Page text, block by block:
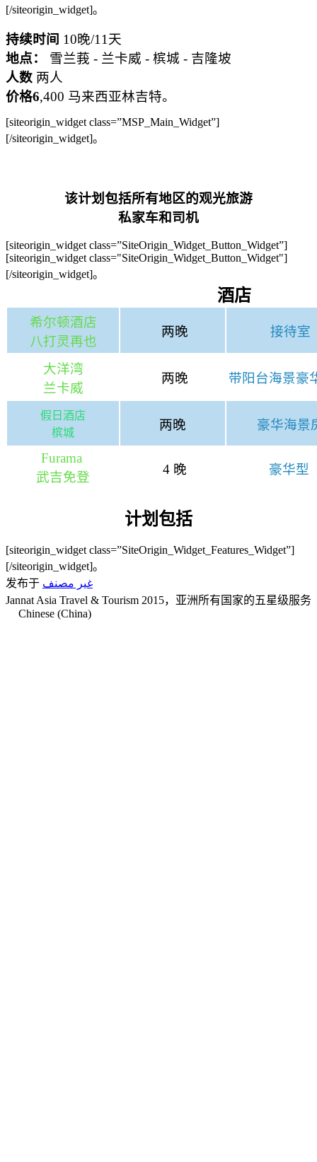
[/siteorigin_widget]。
持续时间 10晚/11天
地点： 雪兰莪 - 兰卡威 - 槟城 - 吉隆坡
人数 两人
价格6,400 马来西亚林吉特。
[siteorigin_widget class=”MSP_Main_Widget”]
[/siteorigin_widget]。
该计划包括所有地区的观光旅游
私家车和司机
[siteorigin_widget class=”SiteOrigin_Widget_Button_Widget”]
[siteorigin_widget class="SiteOrigin_Widget_Button_Widget"]
[/siteorigin_widget]。
酒店
希尔顿酒店
八打灵再也
两晚 接待室
大洋湾
兰卡威
两晚 带阳台海景豪
假日酒店
槟城
两晚 豪华海景
Furama
武吉免登
4 晚 豪华型
计划包括
[siteorigin_widget class=”SiteOrigin_Widget_Features_Widget”]
[/siteorigin_widget]。
发布于 غير مصنف
Jannat Asia Travel & Tourism 2015，亚洲所有国家的五星级服务
Chinese (China)